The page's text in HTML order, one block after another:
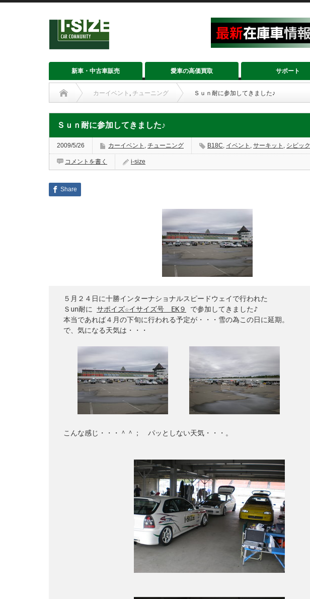
新車・中古車販売 愛車の高価買取 サポート
カーイベント , チューニング Ｓｕｎ耐に参加してきました♪
Ｓｕｎ耐に参加してきました♪
2009/5/26 カーイベント , チューニング B18C, イベント , サーキット , シビック
コメントを書く i-size
Share
５月２４日に十勝インターナショナルスピードウェイで行われた
Ｓun耐に サポイズ☆イサイズ号　EK９
で参加してきました♪
本当であれば４月の下旬に行われる予定が・・・雪の為この日に延期。
で、気になる天気は・・・
こんな感じ・・・＾＾；　パッとしない天気・・・。